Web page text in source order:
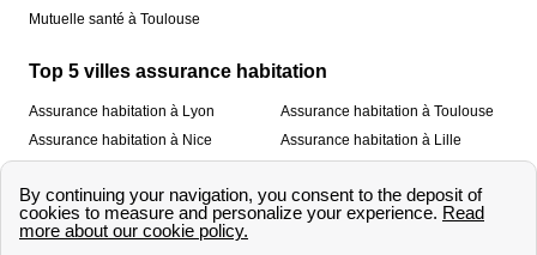
Mutuelle santé à Toulouse
Top 5 villes assurance habitation
Assurance habitation à Lyon
Assurance habitation à Nice
Assurance habitation à Toulouse
Assurance habitation à Lille
À propos